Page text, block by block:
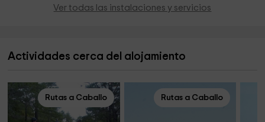
Ver todas las instalaciones y servicios
Actividades cerca del alojamiento
Rutas a Caballo Rutas a Caballo